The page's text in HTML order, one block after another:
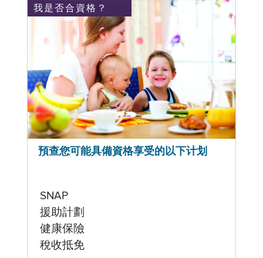
我是否合資格？
預查您可能具備資格享受的以下计划
SNAP
援助計劃
健康保險
稅收抵免